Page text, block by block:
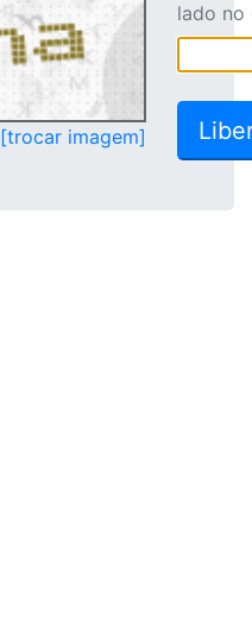
[trocar imagem]
lado no